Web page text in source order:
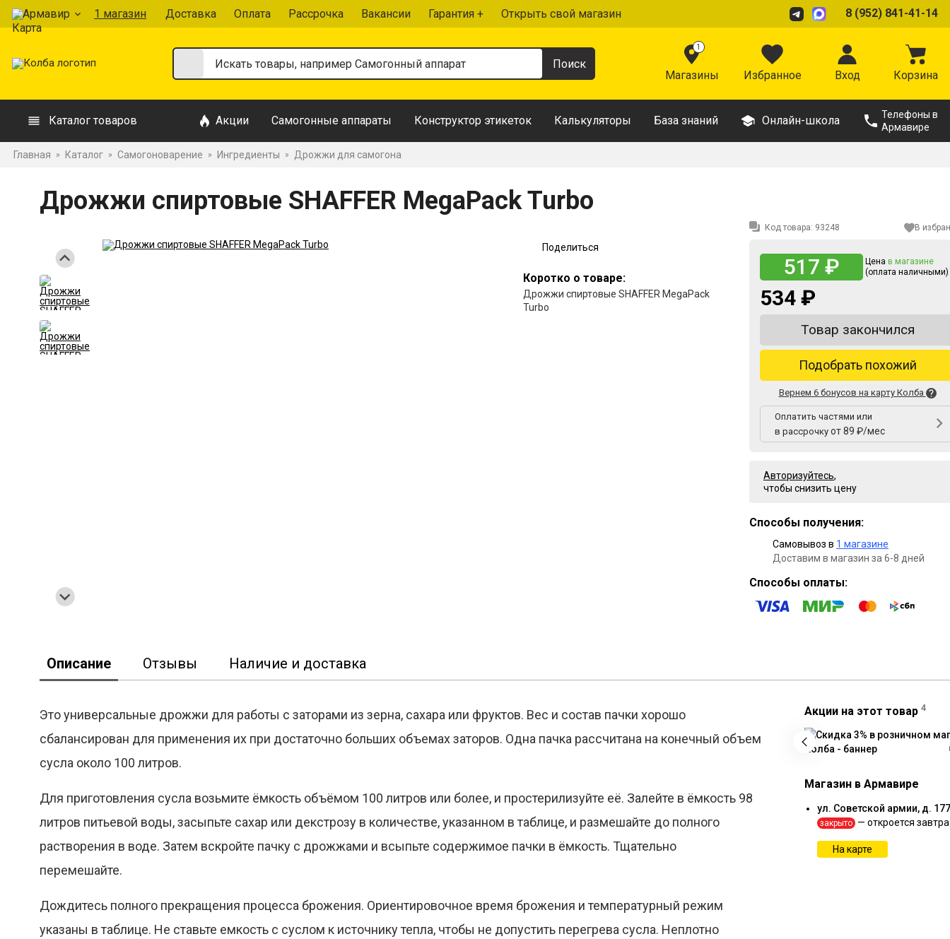
Армавир 1 магазин Доставка Оплата Рассрочка Вакансии Гарантия + Открыть свой магазин 8 (952) 841-41-14
1
Магазины Избранное Вход Корзина
Каталог товаров Акции Самогонные аппараты Конструктор этикеток Калькуляторы База знаний Онлайн-школа
Телефоны в
Армавире
Главная » Каталог » Самогоноварение » Ингредиенты » Дрожжи для самогона
Дрожжи спиртовые SHAFFER MegaPack Turbo
Поделиться
Коротко о товаре:
Дрожжи спиртовые SHAFFER MegaPack
Turbo
Код товара: 93248 В
517 ₽ Цена в магазине
(оплата наличными)
534 ₽
Товар закончился
Подобрать похожий
Вернем 6 бонусов на карту Колба
Оплатить частями или
в рассрочку от 89 ₽/мес
Авторизуйтесь,
чтобы снизить цену
Способы получения:
Самовывоз в 1 магазине
Доставим в магазин за 6-8 дней
Способы оплаты:
Описание Отзывы Наличие и доставка
Это универсальные дрожжи для работы с заторами из зерна, сахара или фруктов. Вес и состав пачки хорошо
сбалансирован для применения их при достаточно больших объемах заторов. Одна пачка рассчитана на конечный объем
сусла около 100 литров.
Для приготовления сусла возьмите ёмкость объёмом 100 литров или более, и простерилизуйте её. Залейте в ёмкость 98
литров питьевой воды, засыпьте сахар или декстрозу в количестве, указанном в таблице, и размешайте до полного
растворения в воде. Затем вскройте пачку с дрожжами и всыпьте содержимое пачки в ёмкость. Тщательно
перемешайте.
Дождитесь полного прекращения процесса брожения. Ориентировочное время брожения и температурный режим
указаны в таблице. Не ставьте емкость с суслом к источнику тепла, чтобы не допустить перегрева сусла. Неплотно
Акции на этот товар 4
Магазин в Армавире
ул. Советской армии, д. 177
закрыто — откроется завтра
На карте